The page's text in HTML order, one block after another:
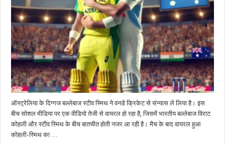
ऑस्ट्रेलिया के दिग्गज बल्लेबाज स्टीव स्मिथ ने वनडे क्रिकेट से संन्यास ले लिया है। इस
बीच सोशल मीडिया पर एक वीडियो तेजी से वायरल हो रहा है, जिसमें भारतीय बल्लेबाज विराट
कोहली और स्टीव स्मिथ के बीच बातचीत होती नजर आ रही है। मैच के बाद वायरल हुआ
कोहली-स्मिथ का …